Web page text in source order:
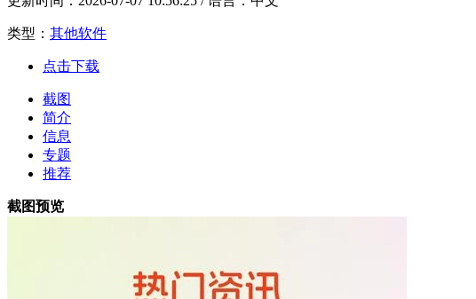
类型： 其他软件
点击下载
截图
简介
信息
专题
推荐
截图预览